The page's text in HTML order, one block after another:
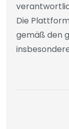
Die
gemäß den